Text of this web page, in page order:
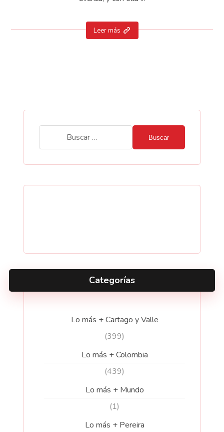
Leer más
Buscar
Categorías
Lo más + Cartago y Valle
(399)
Lo más + Colombia
(439)
Lo más + Mundo
(1)
Lo más + Pereira